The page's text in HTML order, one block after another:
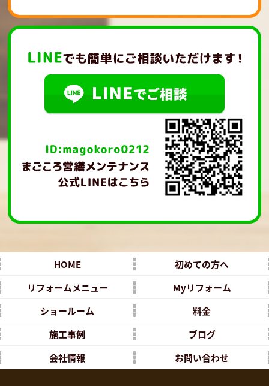
HOME
初めての方へ
リフォームメニュー
Myリフォーム
ショールーム
料金
施工事例
ブログ
会社情報
お問い合わせ